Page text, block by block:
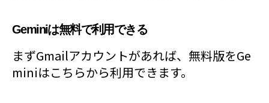
Geminiは無料で利用できる
まずGmailアカウントがあれば、無料版をGe
miniはこちらから利用できます。